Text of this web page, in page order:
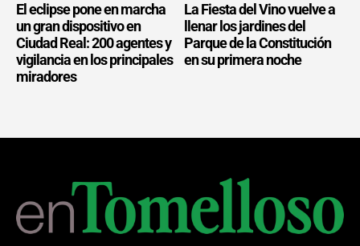
El eclipse pone en marcha
un gran dispositivo en
Ciudad Real: 200 agentes y
vigilancia en los principales
miradores
La Fiesta del Vino vuelve a
llenar los jardines del
Parque de la Constitución
en su primera noche